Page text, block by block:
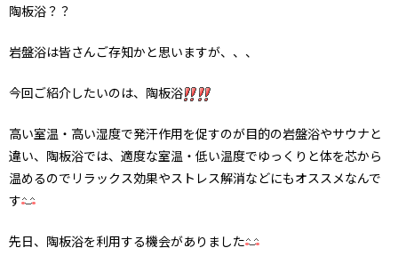
陶板浴？？
岩盤浴は皆さんご存知かと思いますが、、、
今回ご紹介したいのは、陶板浴
高い室温・高い湿度で発汗作用を促すのが目的の岩盤浴やサウナと
違い、陶板浴では、適度な室温・低い温度でゆっくりと体を芯から
温めるのでリラックス効果やストレス解消などにもオススメなんで
す
先日、陶板浴を利用する機会がありました